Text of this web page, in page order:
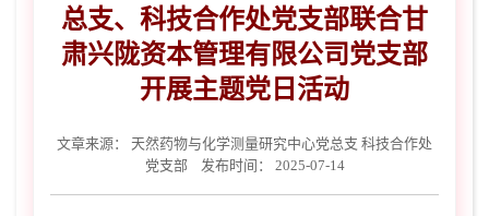
总支、科技合作处党支部联合甘
肃兴陇资本管理有限公司党支部
开展主题党日活动
文章来源：
天然药物与化学测量研究中心党总支 科技合作处
党支部
发布时间： 2025-07-14